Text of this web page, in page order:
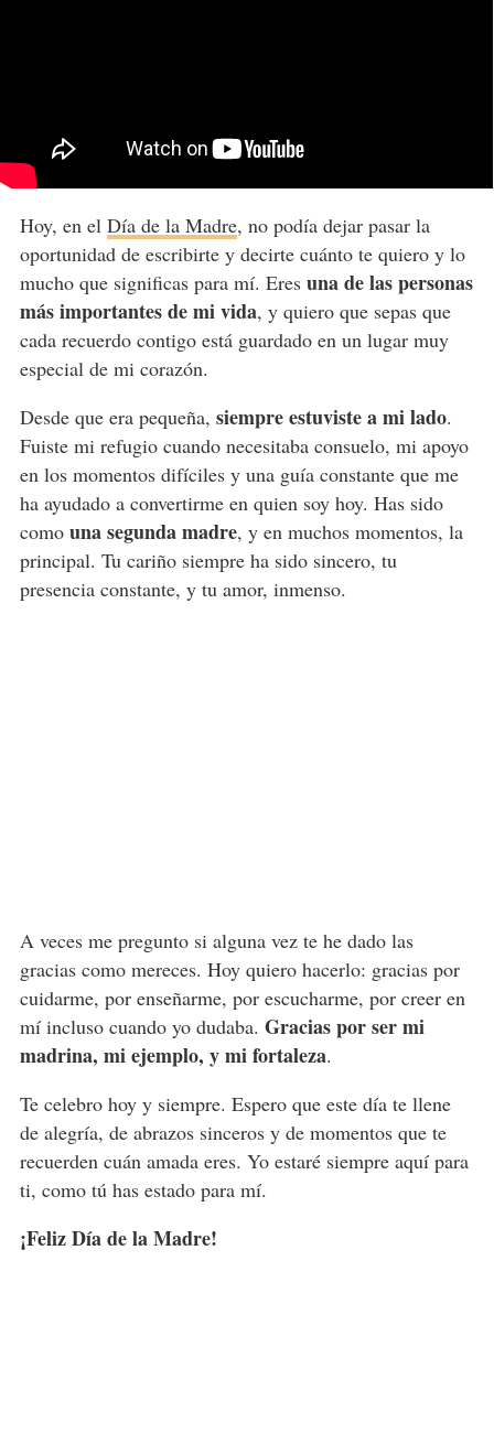
Hoy, en el Día de la Madre, no podía dejar pasar la
oportunidad de escribirte y decirte cuánto te quiero y lo
mucho que significas para mí. Eres una de las personas
más importantes de mi vida, y quiero que sepas que
cada recuerdo contigo está guardado en un lugar muy
especial de mi corazón.
Desde que era pequeña, siempre estuviste a mi lado.
Fuiste mi refugio cuando necesitaba consuelo, mi apoyo
en los momentos difíciles y una guía constante que me
ha ayudado a convertirme en quien soy hoy. Has sido
como una segunda madre, y en muchos momentos, la
principal. Tu cariño siempre ha sido sincero, tu
presencia constante, y tu amor, inmenso.
A veces me pregunto si alguna vez te he dado las
gracias como mereces. Hoy quiero hacerlo: gracias por
cuidarme, por enseñarme, por escucharme, por creer en
mí incluso cuando yo dudaba. Gracias por ser mi
madrina, mi ejemplo, y mi fortaleza.
Te celebro hoy y siempre. Espero que este día te llene
de alegría, de abrazos sinceros y de momentos que te
recuerden cuán amada eres. Yo estaré siempre aquí para
ti, como tú has estado para mí.
¡Feliz Día de la Madre!